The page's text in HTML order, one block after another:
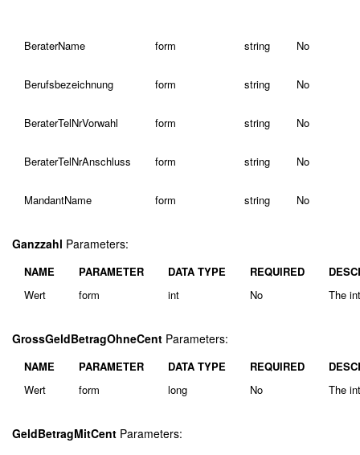
BeraterName form string No
Berufsbezeichnung form string No
BeraterTelNrVorwahl form string No
BeraterTelNrAnschluss form string No
MandantName form string No
Ganzzahl Parameters:
NAME PARAMETER DATA TYPE REQUIRED
Wert
form int No The
GrossGeldBetragOhneCent Parameters:
NAME PARAMETER DATA TYPE REQUIRED
Wert
form long No The
GeldBetragMitCent Parameters: